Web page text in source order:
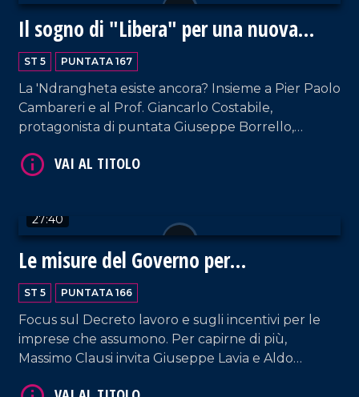
Il sogno di "Libera" per una nuova
Calabria
ST 5 PUNTATA 167
La 'Ndrangheta esiste ancora? Insieme a Pier Paolo
Cambareri e al Prof. Giancarlo Costabile,
protagonista di puntata Giuseppe Borrello,
provinciale durante lo scoppio dell'inchiesta
27:40
Le misure del Governo per
l'occupazione
ST 5 PUNTATA 166
Focus sul Decreto lavoro e sugli incentivi per le
imprese che assumono. Per capirne di più,
Massimo Clausi invita Giuseppe Lavia e Aldo
VAI AL TITOLO
VAI AL TITOLO